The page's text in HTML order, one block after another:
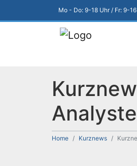
Mo - Do: 9-18 Uhr / Fr: 9-
Home Kurznews